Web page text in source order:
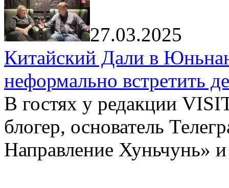
27.03.2025
Китайский Дали в
неформально встретить
В гостях у редакции
блогер, основатель
Направление Хуньчунь»